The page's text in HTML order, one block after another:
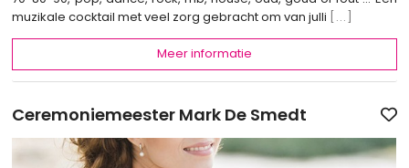
muzikale cocktail met veel zorg gebracht om van julli [...]
Meer informatie
Ceremoniemeester Mark De Smedt